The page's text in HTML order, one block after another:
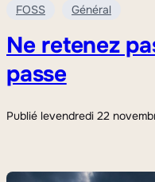
FOSS Général
Ne retenez
passe
Publié levendredi 22